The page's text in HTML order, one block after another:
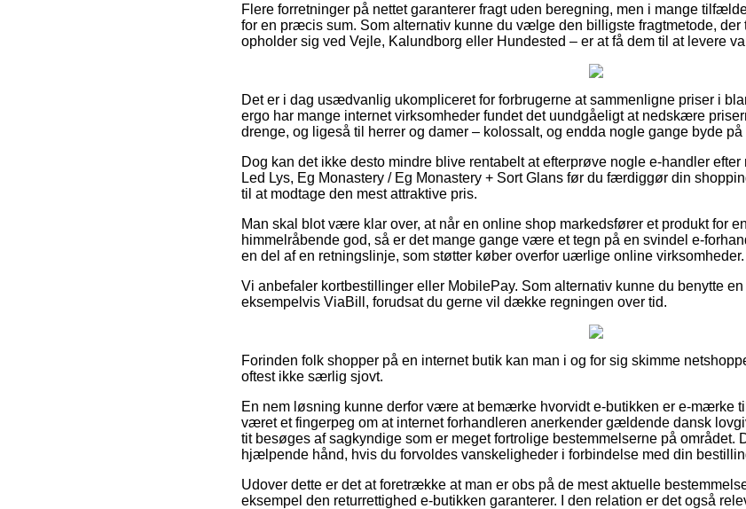
Flere forretninger på nettet garanterer fragt uden beregning, men i mange
for en præcis sum. Som alternativ kunne du vælge den billigste fragtmetode, der
opholder sig ved Vejle, Kalundborg eller Hundested – er at få dem til at levere
Det er i dag usædvanlig ukompliceret for forbrugerne at sammenligne priser i
ergo har mange internet virksomheder fundet det uundgåeligt at nedskære
drenge, og ligeså til herrer og damer – kolossalt, og endda nogle gange byde
Dog kan det ikke desto mindre blive rentabelt at efterprøve nogle e-handler
Led Lys, Eg Monastery / Eg Monastery + Sort Glans før du færdiggør din
til at modtage den mest attraktive pris.
Man skal blot være klar over, at når en online shop markedsfører et produkt for
himmelråbende god, så er det mange gange være et tegn på en svindel e-
en del af en retningslinje, som støtter køber overfor uærlige online virksomheder.
Vi anbefaler kortbestillinger eller MobilePay. Som alternativ kunne du benytte
eksempelvis ViaBill, forudsat du gerne vil dække regningen over tid.
Forinden folk shopper på en internet butik kan man i og for sig skimme
oftest ikke særlig sjovt.
En nem løsning kunne derfor være at bemærke hvorvidt e-butikken er e-mærke
været et fingerpeg om at internet forhandleren anerkender gældende dansk
tit besøges af sagkyndige som er meget fortrolige bestemmelserne på området.
hjælpende hånd, hvis du forvoldes vanskeligheder i forbindelse med din
Udover dette er det at foretrække at man er obs på de mest aktuelle
eksempel den returrettighed e-butikken garanterer. I den relation er det også